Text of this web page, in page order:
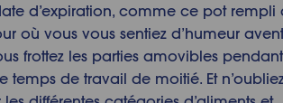
d’expiration, comme ce pot rempli
où vous vous sentiez d’humeur
frottez les parties amovibles
temps de travail de moitié. Et